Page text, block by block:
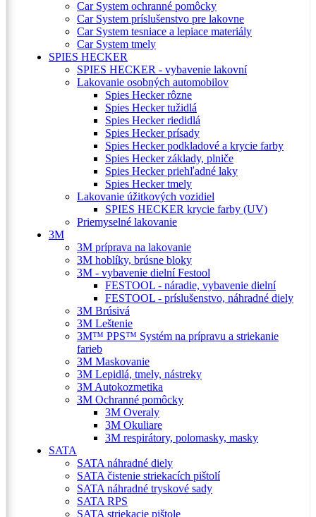
Car System ochranné pomôcky
Car System príslušenstvo pre lakovne
Car System tesniace a lepiace materiály
Car System tmely
SPIES HECKER
SPIES HECKER - vybavenie lakovní
Lakovanie osobných automobilov
Spies Hecker rôzne
Spies Hecker tužidlá
Spies Hecker riedidlá
Spies Hecker prísady
Spies Hecker podkladové a krycie farby
Spies Hecker základy, plniče
Spies Hecker priehľadné laky
Spies Hecker tmely
Lakovanie úžitkových vozidiel
SPIES HECKER krycie farby (UV)
Priemyselné lakovanie
3M
3M príprava na lakovanie
3M hoblíky, brúsne bloky
3M - vybavenie dielní Festool
FESTOOL - náradie, vybavenie dielní
FESTOOL - príslušenstvo, náhradné diely
3M Brúsivá
3M Leštenie
3M™ PPS™ Systém na prípravu a striekanie
farieb
3M Maskovanie
3M Lepidlá, tmely, nástreky
3M Autokozmetika
3M Ochranné pomôcky
3M Overaly
3M Okuliare
3M respirátory, polomasky, masky
SATA
SATA náhradné diely
SATA čistenie striekacích pištolí
SATA náhradné tryskové sady
SATA RPS
SATA striekacie pištole